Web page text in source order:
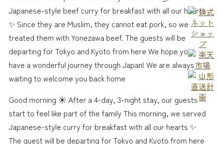
Japanese-style beef curry for breakfast with all our hearts
✨ Since they are Muslim, they cannot eat pork, so we
treated them with Yonezawa beef. The guests will be
departing for Tokyo and Kyoto from here We hope you
have a wonderful journey through Japan! We are always
waiting to welcome you back home
Good morning ☀️ After a 4-day, 3-night stay, our guests
start to feel like part of the family This morning, we served
Japanese-style curry for breakfast with all our hearts ✨
The guest will be departing for Tokyo and Kyoto from here